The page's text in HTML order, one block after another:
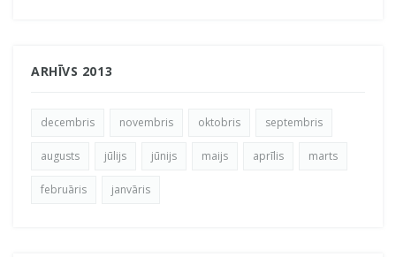
ARHĪVS 2013
decembris novembris oktobris septembris
augusts jūlijs jūnijs maijs aprīlis marts
februāris janvāris